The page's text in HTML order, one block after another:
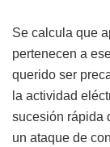
Se calcula que
pertenecen a
querido ser
la actividad
sucesión rápida
un ataque de